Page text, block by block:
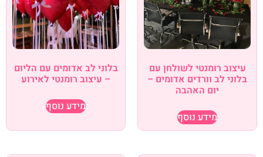
עיצוב רומנטי לשולחן עם
בלוני לב וורדים אדומים –
יום האהבה
מידע נוסף
בלוני לב אדומים עם הליום
– עיצוב רומנטי לאירוע
מידע נוסף